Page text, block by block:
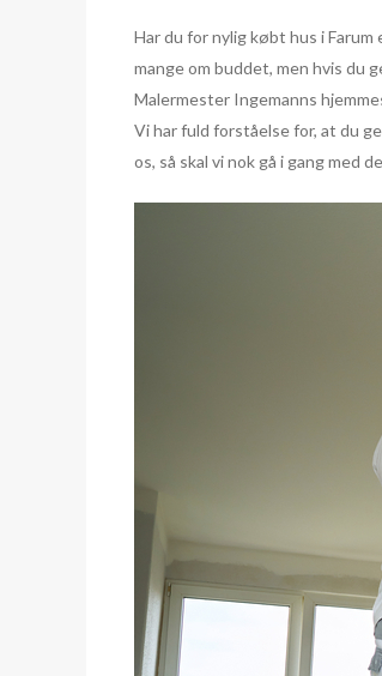
Har du for nylig købt hus i
mange om buddet, men hvis du
Malermester Ingemanns
Vi har fuld forståelse for, at du
os, så skal vi nok gå i gang med